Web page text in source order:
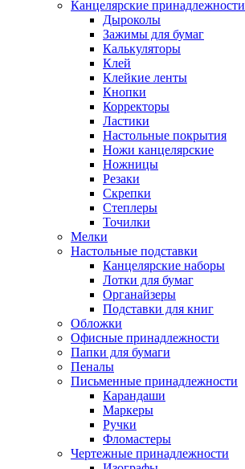
Канцелярские принадлежности
Дыроколы
Зажимы для бумаг
Калькуляторы
Клей
Клейкие ленты
Кнопки
Корректоры
Ластики
Настольные покрытия
Ножи канцелярские
Ножницы
Резаки
Скрепки
Степлеры
Точилки
Мелки
Настольные подставки
Канцелярские наборы
Лотки для бумаг
Органайзеры
Подставки для книг
Обложки
Офисные принадлежности
Папки для бумаги
Пеналы
Письменные принадлежности
Карандаши
Маркеры
Ручки
Фломастеры
Чертежные принадлежности